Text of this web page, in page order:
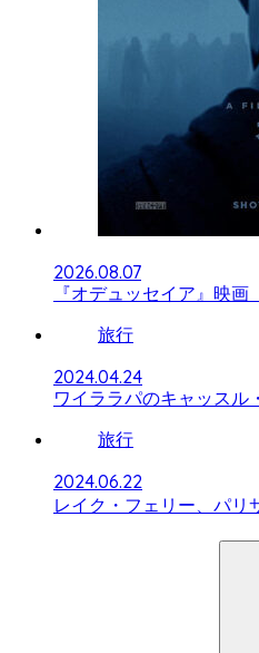
2026.08.07
『オデュッセイア』映
旅行
2024.04.24
ワイララパのキャッスル
旅行
2024.06.22
レイク・フェリー、パリ